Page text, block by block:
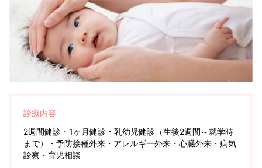
診療内容
2週間健診・1ヶ月健診・乳幼児健診（生後2週間～就学時
まで）・予防接種外来・アレルギー外来・心臓外来・病気
診察・育児相談